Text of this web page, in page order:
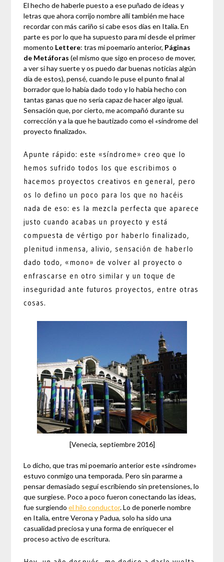
El hecho de haberle puesto a ese puñado de ideas y
letras que ahora corrijo nombre allí también me hace
recordar con más cariño si cabe esos días en Italia. En
parte es por lo que ha supuesto para mí desde el primer
momento Lettere: tras mi poemario anterior, Páginas
de Metáforas (el mismo que sigo en proceso de mover,
a ver si hay suerte y os puedo dar buenas noticias algún
día de estos), pensé, cuando le puse el punto final al
borrador que lo había dado todo y lo había hecho con
tantas ganas que no sería capaz de hacer algo igual.
Sensación que, por cierto, me acompañó durante su
corrección y a la que he bautizado como el «síndrome del
proyecto finalizado».
Apunte rápido: este «síndrome» creo que lo
hemos sufrido todos los que escribimos o
hacemos proyectos creativos en general, pero
os lo defino un poco para los que no hacéis
nada de eso: es la mezcla perfecta que aparece
justo cuando acabas un proyecto y está
compuesta de vértigo por haberlo finalizado,
plenitud inmensa, alivio, sensación de haberlo
dado todo, «mono» de volver al proyecto o
enfrascarse en otro similar y un toque de
inseguridad ante futuros proyectos, entre otras
cosas.
[Venecia, septiembre 2016]
Lo dicho, que tras mi poemario anterior este «síndrome»
estuvo conmigo una temporada. Pero sin pararme a
pensar demasiado seguí escribiendo sin pretensiones, lo
que surgiese. Poco a poco fueron conectando las ideas,
fue surgiendoel hilo conductor. Lo de ponerle nombre
en Italia, entre Verona y Padua, solo ha sido una
casualidad preciosa y una forma de enriquecer el
proceso activo de escritura.